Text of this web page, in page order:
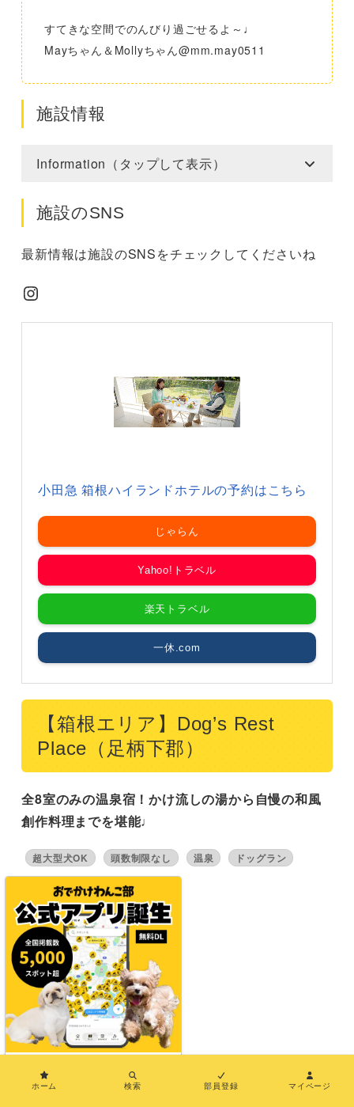
すてきな空間でのんびり過ごせるよ～♩
Mayちゃん＆Mollyちゃん@mm.may0511
施設情報
Information（タップして表示）
施設のSNS
最新情報は施設のSNSをチェックしてくださいね
Instagram
小田急 箱根ハイランドホテルの予約はこちら
じゃらん
Yahoo!トラベル
楽天トラベル
一休.com
【箱根エリア】Dog’s Rest
Place（足柄下郡）
全8室のみの温泉宿！かけ流しの湯から自慢の和風
創作料理までを堪能♩
超大型犬OK 頭数制限なし 温泉 ドッグラン
出典：公式サイト
ホーム 検索 部員登録 マイページ